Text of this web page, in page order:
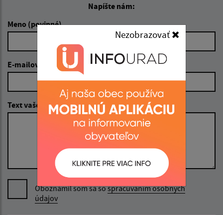
Napíšte nám:
Meno (povinné)
E-mailová adresa (povinné)
Text vašej správy (povinné)
Oboznámil som sa sospracúvaním osobných
údajov
Nezobrazovať